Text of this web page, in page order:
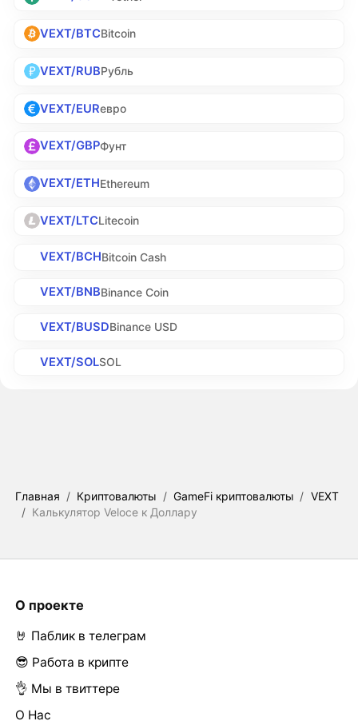
VEXT/BTCBitcoin
VEXT/RUBРубль
VEXT/EURевро
VEXT/GBPФунт
VEXT/ETHEthereum
VEXT/LTCLitecoin
VEXT/BCHBitcoin Cash
VEXT/BNBBinance Coin
VEXT/BUSDBinance USD
VEXT/SOLSOL
Главная / Криптовалюты / GameFi криптовалюты / VEXT
/ Калькулятор Veloce к Доллару
О проекте
🤘 Паблик в телеграм
😎 Работа в крипте
👌 Мы в твиттере
О Нас